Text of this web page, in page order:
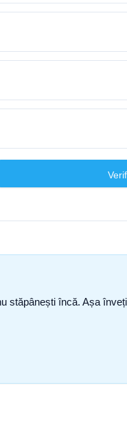
stăpânești încă. Așa